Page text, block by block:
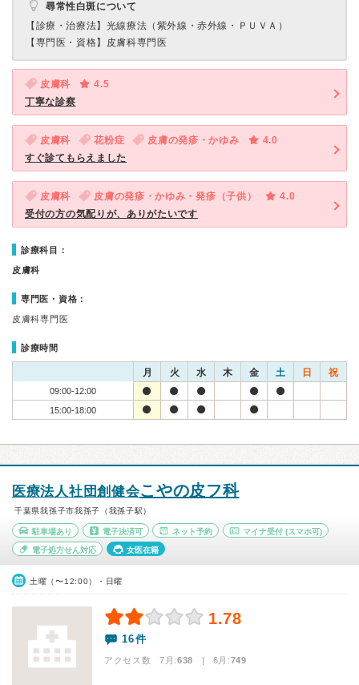
尋常性白斑について
【診療・治療法】 光線療法（紫外線・赤外線・ＰＵＶＡ）
【専門医・資格】 皮膚科専門医
皮膚科
4.5
丁寧な診察
皮膚科 花粉症 皮膚の発疹・かゆみ
4.0
すぐ診てもらえました
皮膚科 皮膚の発疹・かゆみ・発疹（子供）
4.0
受付の方の気配りが、ありがたいです
診療科目：
皮膚科
専門医・資格：
皮膚科専門医
診療時間
月 火 水 木 金 土 日 祝
09:00-12:00
15:00-18:00
医療法人社団創健会こやの皮フ科
千葉県我孫子市我孫子（我孫子駅）
駐車場あり 電子決済可 ネット予約 マイナ受付 (スマホ可)
電子処方せん対応 女医在籍
土曜（〜12:00）・日曜
1.78
16件
アクセス数 7月:638 | 6月:749